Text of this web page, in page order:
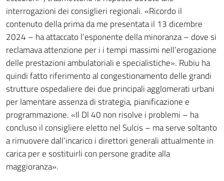
interrogazioni dei consiglieri regionali. «Ricordo il
contenuto della prima da me presentata il 13 dicembre
2024 – ha attaccato l’esponente della minoranza – dove si
reclamava attenzione per i i tempi massimi nell’erogazione
delle prestazioni ambulatoriali e specialistiche». Rubiu ha
quindi fatto riferimento al congestionamento delle grandi
strutture ospedaliere dei due principali agglomerati urbani
per lamentare assenza di strategia, pianificazione e
programmazione. «Il Dl 40 non risolve i problemi – ha
concluso il consigliere eletto nel Sulcis – ma serve soltanto
a rimuovere dall’incarico i direttori generali attualmente in
carica per e sostituirli con persone gradite alla
maggioranza».